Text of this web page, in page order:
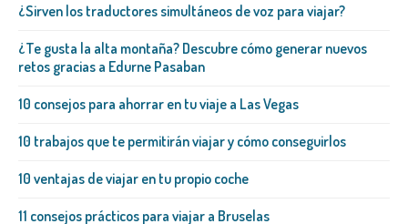
¿Sirven los traductores simultáneos de voz para viajar?
¿Te gusta la alta montaña? Descubre cómo generar nuevos
retos gracias a Edurne Pasaban
10 consejos para ahorrar en tu viaje a Las Vegas
10 trabajos que te permitirán viajar y cómo conseguirlos
10 ventajas de viajar en tu propio coche
11 consejos prácticos para viajar a Bruselas